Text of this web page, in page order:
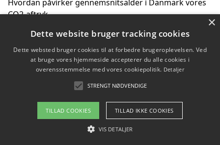
Hvordan påvirker gennemsnitsalder i Danmark vores
CO2-aftryk
Hvordan nyheder om CO2-udledning påvirker vores
hverdag
Om / kontakt
Blog Betingelser
×
Dette website bruger tracking cookies
Dette websted bruger cookies til at forbedre brugeroplevelsen. Ved
at bruge vores hjemmeside accepterer du alle cookies i
overensstemmelse med vores cookiepolitik. Detaljer
STRENGT NØDVENDIGE
TILLAD COOKIES TILLAD IKKE COOKIES
VIS DETALJER